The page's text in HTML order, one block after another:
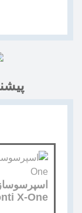
X-One